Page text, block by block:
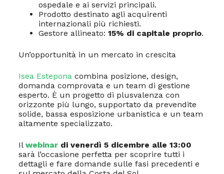
ospedale e ai servizi principali.
Prodotto destinato agli acquirenti
internazionali più richiesti.
Gestore allineato: 15% di capitale proprio.
Un’opportunità in un mercato in crescita
Isea Esteponacombina posizione, design,
domanda comprovata e un team di gestione
esperto. È un progetto di plusvalenza con
orizzonte più lungo, supportato da prevendite
solide, bassa esposizione urbanistica e un team
altamente specializzato.
Il webinardi venerdì 5 dicembre alle 13:00
sarà l’occasione perfetta per scoprire tutti i
dettagli e fare domande sulle fasi precedenti e